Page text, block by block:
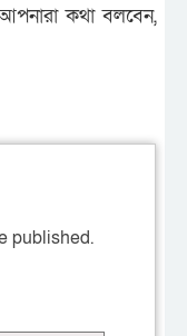
কথা বলবেন,
published.